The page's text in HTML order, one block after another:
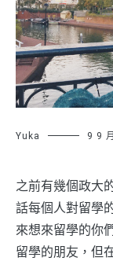
Yuka 9 9
之前有幾個政大
話每個人對留學
來想來留學的你
留學的朋友，但